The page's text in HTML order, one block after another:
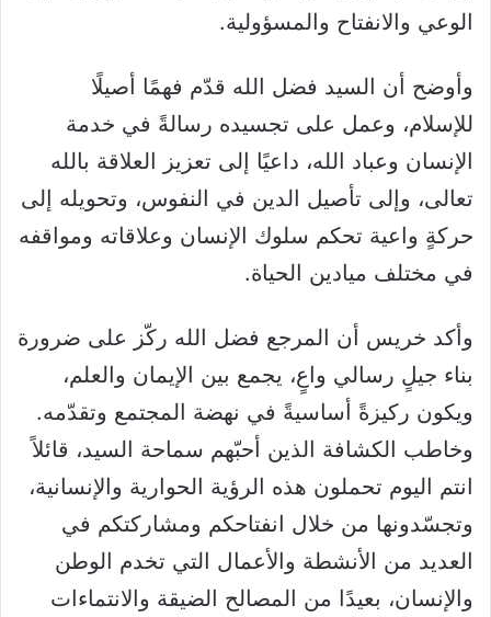
الوعي والانفتاح والمسؤولية.
وأوضح أن السيد فضل الله قدّم فهمًا أصيلًا
للإسلام، وعمل على تجسيده رسالةً في خدمة
الإنسان وعباد الله، داعيًا إلى تعزيز العلاقة بالله
تعالى، وإلى تأصيل الدين في النفوس، وتحويله إلى
حركةٍ واعية تحكم سلوك الإنسان وعلاقاته ومواقفه
في مختلف ميادين الحياة.
وأكد خريس أن المرجع فضل الله ركّز على ضرورة
بناء جيلٍ رسالي واعٍ، يجمع بين الإيمان والعلم،
ويكون ركيزةً أساسيةً في نهضة المجتمع وتقدّمه.
وخاطب الكشافة الذين أحبّهم سماحة السيد، قائلاً
انتم اليوم تحملون هذه الرؤية الحوارية والإنسانية،
وتجسّدونها من خلال انفتاحكم ومشاركتكم في
العديد من الأنشطة والأعمال التي تخدم الوطن
والإنسان، بعيدًا من المصالح الضيقة والانتماءات